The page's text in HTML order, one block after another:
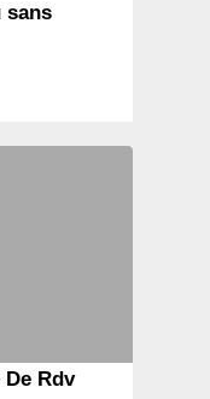
sans
Rdv